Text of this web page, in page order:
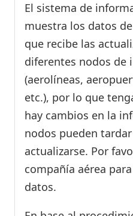
El sistema de
muestra los datos
que recibe las
diferentes nodos de
(aerolíneas,
etc.), por lo que
hay cambios en la
nodos pueden
actualizarse. Por
compañía aérea
datos.